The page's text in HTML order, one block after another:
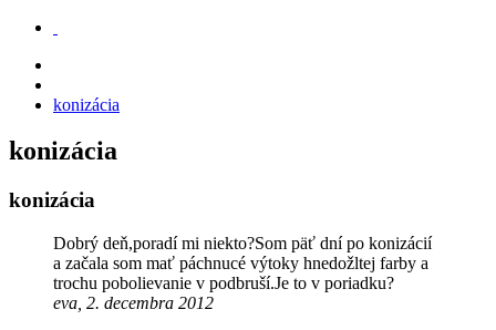
konizácia
konizácia
konizácia
Dobrý deň,poradí mi niekto?Som päť dní po konizácií
a začala som mať páchnucé výtoky hnedožltej farby a
trochu pobolievanie v podbruší.Je to v poriadku?
eva, 2. decembra 2012